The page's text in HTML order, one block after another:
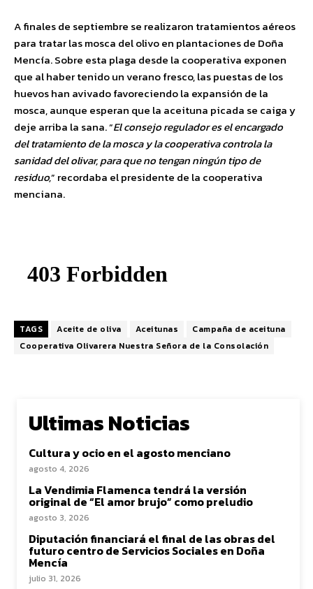
A finales de septiembre se realizaron tratamientos aéreos
para tratar las mosca del olivo en plantaciones de Doña
Mencía. Sobre esta plaga desde la cooperativa exponen
que al haber tenido un verano fresco, las puestas de los
huevos han avivado favoreciendo la expansión de la
mosca, aunque esperan que la aceituna picada se caiga y
deje arriba la sana. “El consejo regulador es el encargado
del tratamiento de la mosca y la cooperativa controla la
sanidad del olivar, para que no tengan ningún tipo de
residuo,” recordaba el presidente de la cooperativa
menciana.
TAGS Aceite de oliva Aceitunas
Campaña de aceituna
Cooperativa Olivarera Nuestra Señora de la Consolación
Ultimas Noticias
Cultura y ocio en el agosto menciano
agosto 4, 2026
La Vendimia Flamenca tendrá la versión
original de “El amor brujo” como preludio
agosto 3, 2026
Diputación financiará el final de las obras del
futuro centro de Servicios Sociales en Doña
Mencía
julio 31, 2026